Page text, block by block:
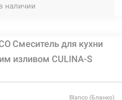
наличии
Смеситель для кухни
изливом CULINA-S
Blanco (Бланко)